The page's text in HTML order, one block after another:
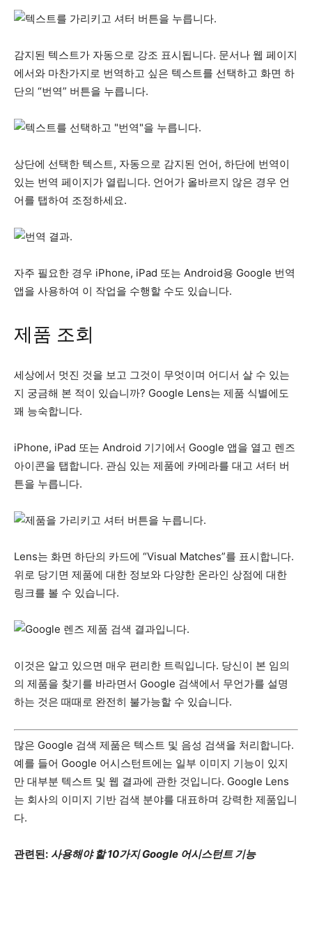
감지된 텍스트가 자동으로 강조 표시됩니다. 문서나 웹 페이지
에서와 마찬가지로 번역하고 싶은 텍스트를 선택하고 화면 하
단의 “번역” 버튼을 누릅니다.
상단에 선택한 텍스트, 자동으로 감지된 언어, 하단에 번역이
있는 번역 페이지가 열립니다. 언어가 올바르지 않은 경우 언
어를 탭하여 조정하세요.
자주 필요한 경우 iPhone, iPad 또는 Android용 Google 번역
앱을 사용하여 이 작업을 수행할 수도 있습니다.
제품 조회
세상에서 멋진 것을 보고 그것이 무엇이며 어디서 살 수 있는
지 궁금해 본 적이 있습니까? Google Lens는 제품 식별에도
꽤 능숙합니다.
iPhone, iPad 또는 Android 기기에서 Google 앱을 열고 렌즈
아이콘을 탭합니다. 관심 있는 제품에 카메라를 대고 셔터 버
튼을 누릅니다.
Lens는 화면 하단의 카드에 “Visual Matches”를 표시합니다.
위로 당기면 제품에 대한 정보와 다양한 온라인 상점에 대한
링크를 볼 수 있습니다.
이것은 알고 있으면 매우 편리한 트릭입니다. 당신이 본 임의
의 제품을 찾기를 바라면서 Google 검색에서 무언가를 설명
하는 것은 때때로 완전히 불가능할 수 있습니다.
많은 Google 검색 제품은 텍스트 및 음성 검색을 처리합니다.
예를 들어 Google 어시스턴트에는 일부 이미지 기능이 있지
만 대부분 텍스트 및 웹 결과에 관한 것입니다. Google Lens
는 회사의 이미지 기반 검색 분야를 대표하며 강력한 제품입니
다.
관련된: 사용해야 할 10가지 Google 어시스턴트 기능